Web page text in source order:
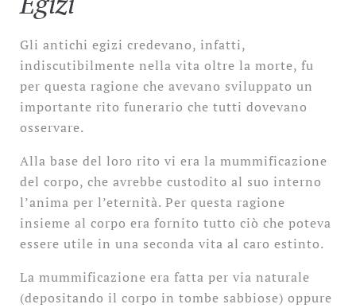
Gli antichi egizi credevano, infatti,
indiscutibilmente nella vita oltre la morte, fu
per questa ragione che avevano sviluppato un
importante rito funerario che tutti dovevano
osservare.
Alla base del loro rito vi era la mummificazione
del corpo, che avrebbe custodito al suo interno
l’anima per l’eternità. Per questa ragione
insieme al corpo era fornito tutto ciò che poteva
essere utile in una seconda vita al caro estinto.
La mummificazione era fatta per via naturale
(depositando il corpo in tombe sabbiose) oppure